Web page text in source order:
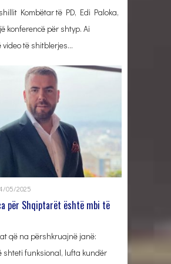
Kombëtar të PD, Edi Paloka,
konferencë për shtyp. Ai
video të shitblerjes…
05/2025
për Shqiptarët është mbi të
që na përshkruajnë janë:
shteti funksional, lufta kundër